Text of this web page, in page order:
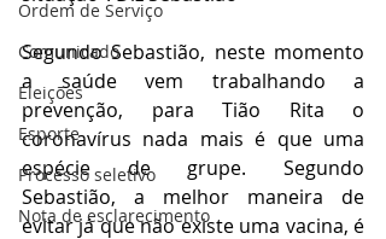
Ordem de Serviço
Comunicado
Eleições
Esporte
Processo seletivo
Nota de esclarecimento
Segundo Sebastião, neste momento
a saúde vem trabalhando a
prevenção, para Tião Rita o
coronavírus nada mais é que uma
espécie de grupe. Segundo
Sebastião, a melhor maneira de
evitar já que não existe uma vacina, é